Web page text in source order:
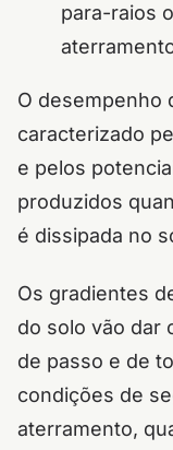
para-raios
O desempenho
caracterizado
e pelos
produzidos
é dissipada no
Os gradientes
do solo vão dar
de passo e de
condições de
aterramento,